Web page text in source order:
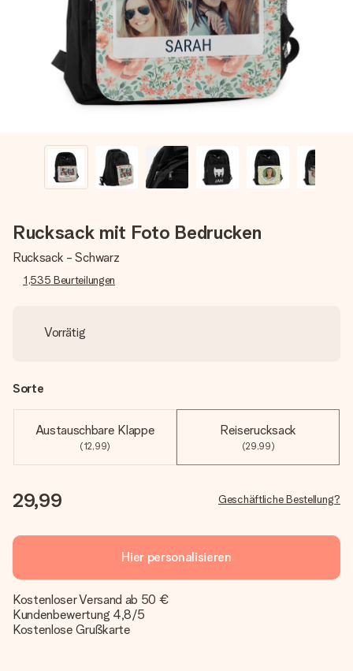
Montag - Freitag : 8:30 - 17:00 Uhr
Samstag - Sonntag : 8:30 - 13:00 Uhr
Rucksack mit Foto Bedrucken
Rucksack - Schwarz
1,535 Beurteilungen
Vorrätig
Sorte
Austauschbare Klappe
(12,99)
Reiserucksack
(29,99)
29,99 Geschäftliche Bestellung?
Hier personalisieren
Kostenloser Versand ab 50 €
Kundenbewertung 4,8/5
Kostenlose Grußkarte